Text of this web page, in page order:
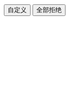
自定义 全部拒绝